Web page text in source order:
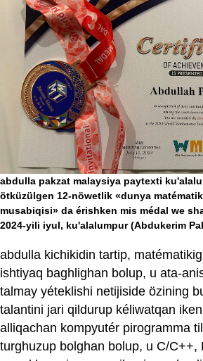
abdulla pakzat malaysiya paytexti
ötküzülgen 12-nöwetlik «dunya
musabiqisi» da érishken mis médal we
2024-yili iyul, ku'alalumpur(Abdukerim
abdulla kichikidin tartip,
ishtiyaq baghlighan bolup, u ata-
talmay yéteklishi netijiside özining
talantini jari qildurup kéliwatqan
alliqachan kompyutér pirogramma
turghuzup bolghan bolup, u C/C++,